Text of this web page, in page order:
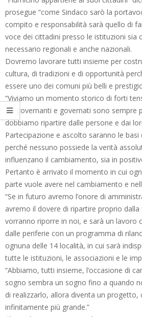
prosegue “come Sindaco sarò la
compito e responsabilità sarà quello di
voce dei cittadini presso le istituzioni sia
necessario regionali e anche nazionali.
Dovremo lavorare tutti insieme per
cultura, di tradizioni e di opportunità
essere uno dei comuni più belli e
“Viviamo un momento storico di forti
cui governanti e governati sono sempre
dobbiamo ripartire dalle persone e dai
Partecipazione e ascolto saranno le
perché nessuno possiede la verità
influenzano il cambiamento, sia in
Pertanto è arrivato il momento in cui
parte vuole avere nel cambiamento e
“Se in futuro avremo l’onore di
avremo il dovere di ripartire proprio dalla
vorranno riporre in noi, e sarà un lavoro
dalle periferie con un programma di
ognuna delle 14 località, in cui sarà
tutte le istituzioni, le associazioni e le
“Abbiamo, tutti insieme, l’occasione di
sogno sembra un sogno fino a quando
di realizzarlo, allora diventa un progetto,
infinitamente più grande.”